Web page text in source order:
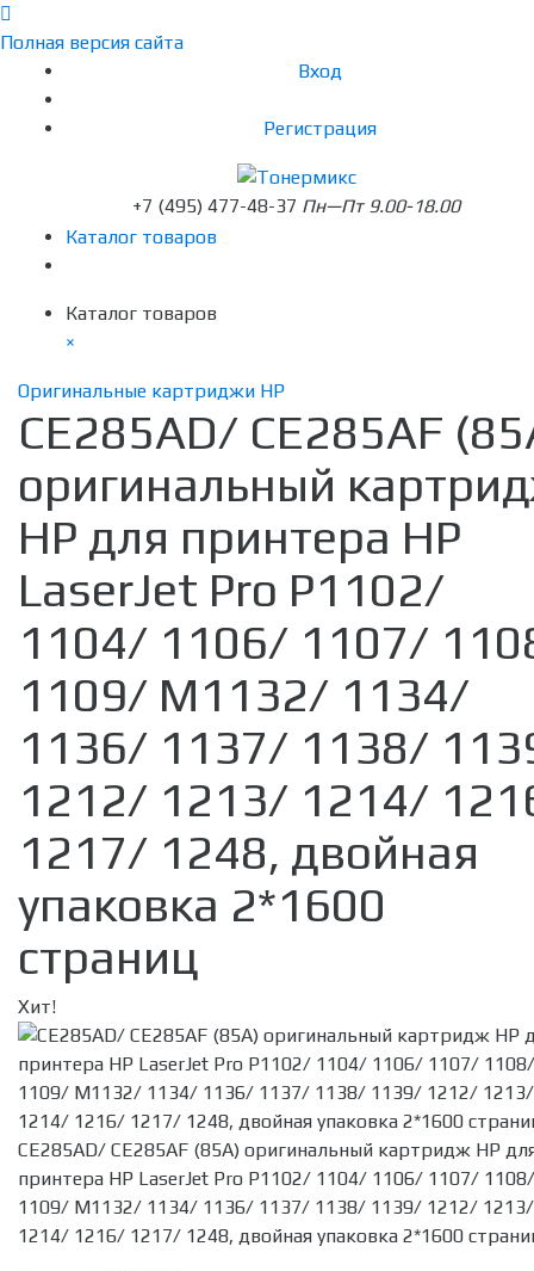
Полная версия сайта
Вход
Регистрация
+7 (495) 477-48-37 Пн—Пт 9.00-18.00
Каталог товаров
Каталог товаров
×
Оригинальные картриджи HP
CE285AD/ CE285AF
оригинальный
HP для принтера HP
LaserJet Pro P1102/
1104/ 1106/ 1107/
1109/ M1132/ 1134/
1136/ 1137/ 1138/
1212/ 1213/ 1214/
1217/ 1248, двойная
упаковка 2*1600
страниц
Хит!
CE285AD/ CE285AF (85A) оригинальный картридж HP
принтера HP LaserJet Pro P1102/ 1104/ 1106/ 1107/ 1108/
1109/ M1132/ 1134/ 1136/ 1137/ 1138/ 1139/ 1212/ 1213/
1214/ 1216/ 1217/ 1248, двойная упаковка 2*1600